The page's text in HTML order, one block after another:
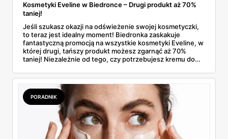
Kosmetyki Eveline w Biedronce – Drugi produkt aż 70%
taniej!
Jeśli szukasz okazji na odświeżenie swojej kosmetyczki,
to teraz jest idealny moment! Biedronka zaskakuje
fantastyczną promocją na wszystkie kosmetyki Eveline, w
której drugi, tańszy produkt możesz zgarnąć aż 70%
taniej! Niezależnie od tego, czy potrzebujesz kremu do
pielęgnacyjnych, teraz możesz połączyć dowolne
kosmetyki Eveline i zaoszczędzić przy tym sporą kwotę.
PORADNIK